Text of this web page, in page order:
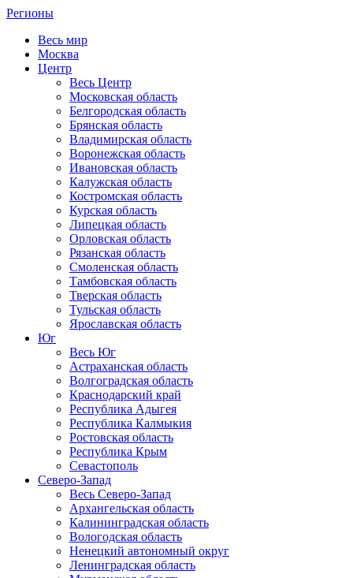
Регионы
Весь мир
Москва
Центр
Весь Центр
Московская область
Белгородская область
Брянская область
Владимирская область
Воронежская область
Ивановская область
Калужская область
Костромская область
Курская область
Липецкая область
Орловская область
Рязанская область
Смоленская область
Тамбовская область
Тверская область
Тульская область
Ярославская область
Юг
Весь Юг
Астраханская область
Волгоградская область
Краснодарский край
Республика Адыгея
Республика Калмыкия
Ростовская область
Республика Крым
Севастополь
Северо-Запад
Весь Северо-Запад
Архангельская область
Калининградская область
Вологодская область
Ненецкий автономный округ
Ленинградская область